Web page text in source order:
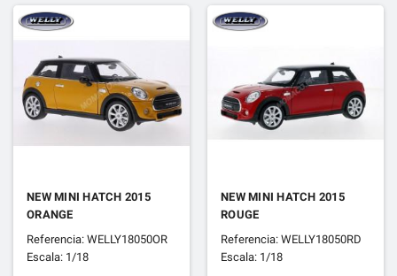
NEW MINI HATCH 2015
ORANGE
Referencia: WELLY18050OR
Escala: 1/18
NEW MINI HATCH 2015
ROUGE
Referencia: WELLY18050RD
Escala: 1/18